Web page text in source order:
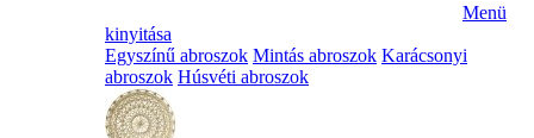
Menü
kinyitása
Egyszínű abroszok Mintás abroszok Karácsonyi
abroszok Húsvéti abroszok